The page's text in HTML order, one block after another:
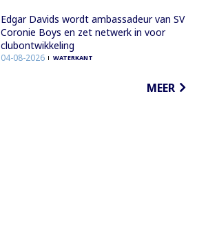
Edgar Davids wordt ambassadeur van SV
Coronie Boys en zet netwerk in voor
clubontwikkeling
04-08-2026 WATERKANT
MEER